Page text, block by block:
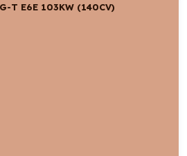
T E6E 103KW (140CV)